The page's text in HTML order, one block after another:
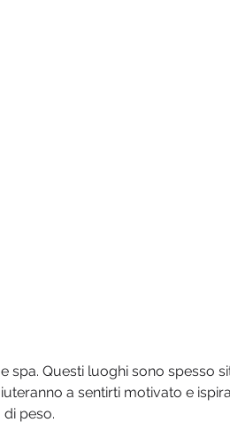
a sentirti motivato e
peso.